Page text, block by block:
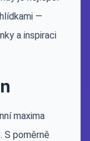
—
a inspiraci
maxima
S poměrně